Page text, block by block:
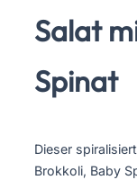
Salat
Spinat
Dieser
Brokkoli, Baby